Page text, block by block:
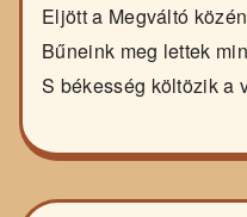
Eljött a Megváltó
Bűneink meg lettek
S békesség költözik